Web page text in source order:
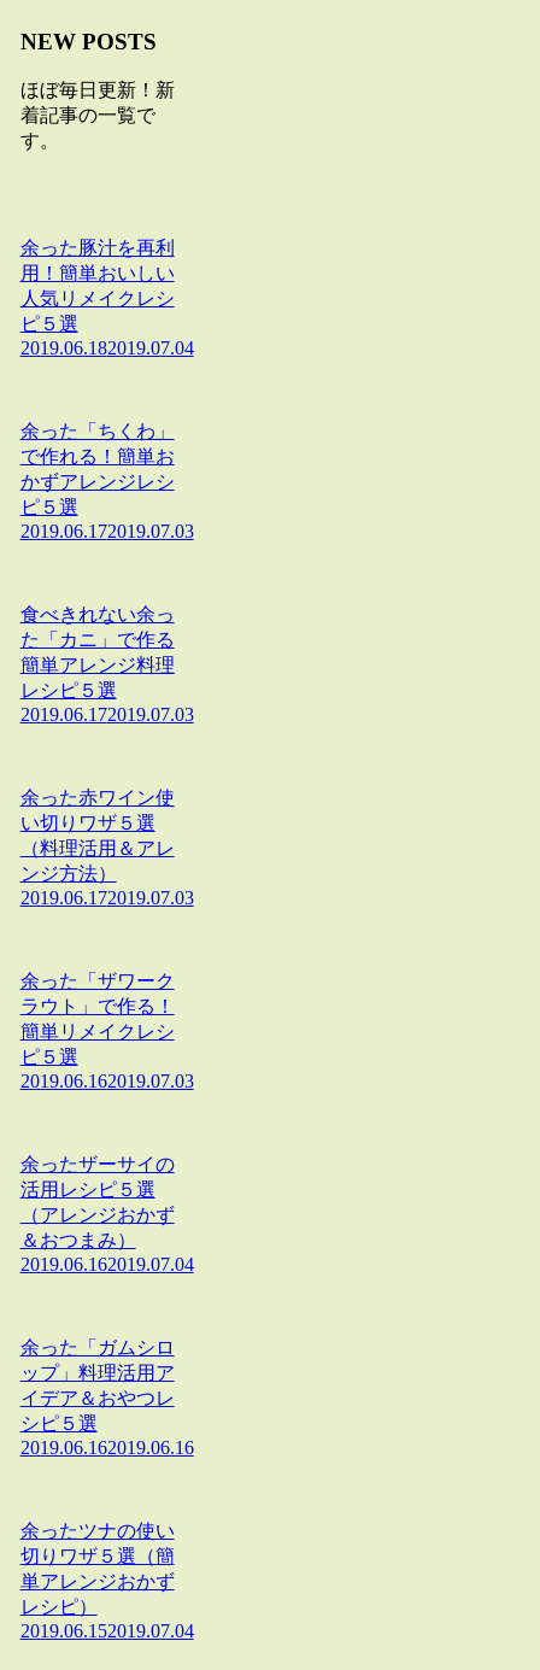
NEW POSTS
ほぼ毎日更新！新
着記事の一覧で
す。
余った豚汁を再利
用！簡単おいしい
人気リメイクレシ
ピ５選
2019.06.182019.07.04
余った「ちくわ」
で作れる！簡単お
かずアレンジレシ
ピ５選
2019.06.172019.07.03
食べきれない余っ
た「カニ」で作る
簡単アレンジ料理
レシピ５選
2019.06.172019.07.03
余った赤ワイン使
い切りワザ５選
（料理活用＆アレ
ンジ方法）
2019.06.172019.07.03
余った「ザワーク
ラウト」で作る！
簡単リメイクレシ
ピ５選
2019.06.162019.07.03
余ったザーサイの
活用レシピ５選
（アレンジおかず
＆おつまみ）
2019.06.162019.07.04
余った「ガムシロ
ップ」料理活用ア
イデア＆おやつレ
シピ５選
2019.06.162019.06.16
余ったツナの使い
切りワザ５選（簡
単アレンジおかず
レシピ）
2019.06.152019.07.04